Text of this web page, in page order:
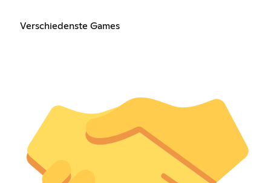
Verschiedenste Games